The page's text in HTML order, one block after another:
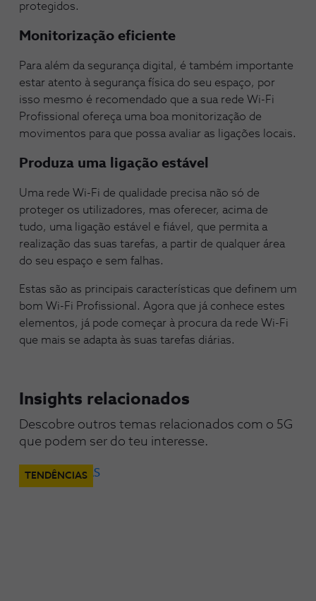
protegidos.
Monitorização eficiente
Para além da segurança digital, é também importante
estar atento à segurança física do seu espaço, por
isso mesmo é recomendado que a sua rede Wi-Fi
Profissional ofereça uma boa monitorização de
movimentos para que possa avaliar as ligações locais.
Produza uma ligação estável
Uma rede Wi-Fi de qualidade precisa não só de
proteger os utilizadores, mas oferecer, acima de
tudo, uma ligação estável e fiável, que permita a
realização das suas tarefas, a partir de qualquer área
do seu espaço e sem falhas.
Estas são as principais características que definem um
bom Wi-Fi Profissional. Agora que já conhece estes
elementos, já pode começar à procura da rede Wi-Fi
que mais se adapta às suas tarefas diárias.
Insights relacionados
Descobre outros temas relacionados com o 5G
que podem ser do teu interesse.
TENDÊNCIAS